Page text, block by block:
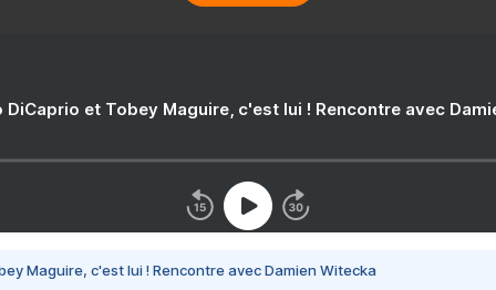
DiCaprio et Tobey Maguire, c'est lui ! Rencontre avec
Maguire, c'est lui ! Rencontre avec Damien Witecka